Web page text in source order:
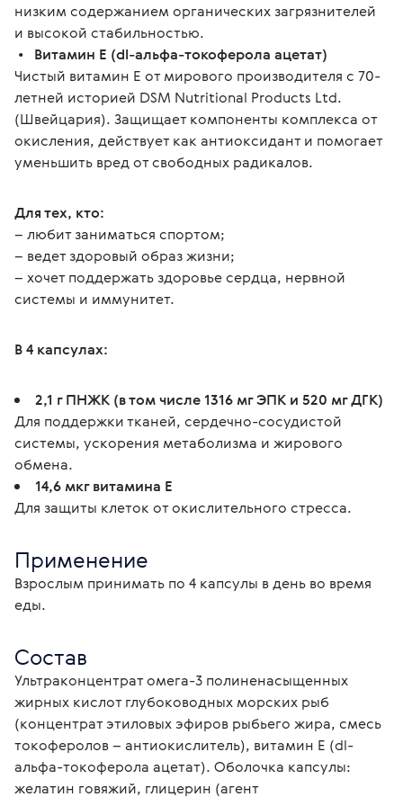
низким содержанием органических загрязнителей
и высокой стабильностью.
• Витамин Е (dl-альфа-токоферола ацетат)
Чистый витамин Е от мирового производителя с 70-
летней историей DSM Nutritional Products Ltd.
(Швейцария). Защищает компоненты комплекса от
окисления, действует как антиоксидант и помогает
уменьшить вред от свободных радикалов.
Для тех, кто:
– любит заниматься спортом;
– ведет здоровый образ жизни;
– хочет поддержать здоровье сердца, нервной
системы и иммунитет.
В 4 капсулах:
2,1 гПНЖК (в том числе 1316 мг ЭПК и 520 мг ДГК)
Для поддержки тканей, сердечно-сосудистой
системы, ускорения метаболизма и жирового
обмена.
14,6 мкгвитамина Е
Для защиты клеток от окислительного стресса.
Применение
Взрослым принимать по 4 капсулы в день во время
еды.
Состав
Ультраконцентрат омега-3 полиненасыщенных
жирных кислот глубоководных морских рыб
(концентрат этиловых эфиров рыбьего жира, смесь
токоферолов – антиокислитель), витамин Е (dl-
альфа-токоферола ацетат). Оболочка капсулы:
желатин говяжий, глицерин (агент